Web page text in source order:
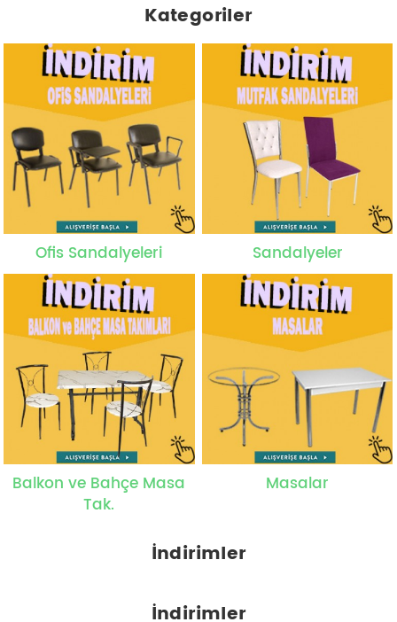
Kategoriler
Ofis Sandalyeleri Sandalyeler
Balkon ve Bahçe Masa
Tak.
Masalar
İndirimler
İndirimler